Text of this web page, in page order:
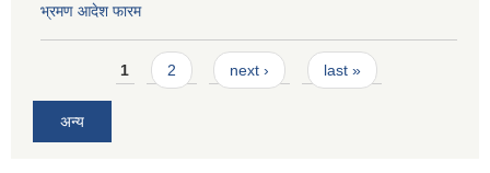
भ्रमण आदेश फारम
Pages1 2 next › last »
अन्य